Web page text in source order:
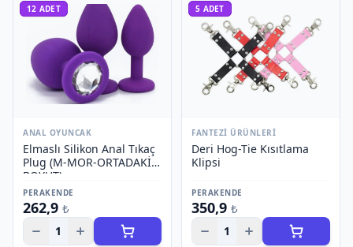
12 ADET
ANAL OYUNCAK
Elmaslı Silikon Anal Tıkaç
Plug (M-MOR-ORTADAKİ
BOYUT)
PERAKENDE
262,9 ₺
1
5 ADET
FANTEZI ÜRÜNLERI
Deri Hog-Tie Kısıtlama
Klipsi
PERAKENDE
350,9 ₺
1